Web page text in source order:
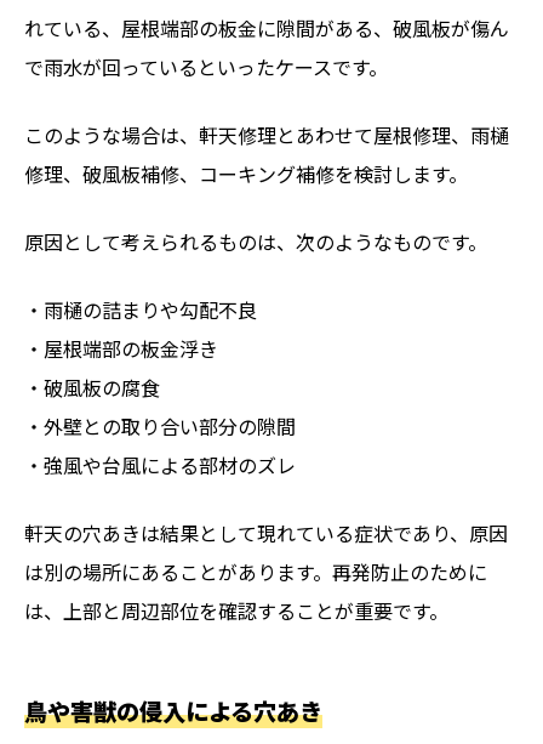
れている、屋根端部の板金に隙間がある、破風板が傷ん
で雨水が回っているといったケースです。
このような場合は、軒天修理とあわせて屋根修理、雨樋
修理、破風板補修、コーキング補修を検討します。
原因として考えられるものは、次のようなものです。
・雨樋の詰まりや勾配不良
・屋根端部の板金浮き
・破風板の腐食
・外壁との取り合い部分の隙間
・強風や台風による部材のズレ
軒天の穴あきは結果として現れている症状であり、原因
は別の場所にあることがあります。再発防止のために
は、上部と周辺部位を確認することが重要です。
鳥や害獣の侵入による穴あき